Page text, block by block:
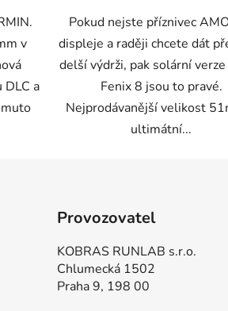
v
DLC a
Pokud nejste příznivec
displeje a raději chcete dát
delší výdrži, pak solární verze
Fenix 8 jsou to pravé.
Nejprodávanější velikost
ultimátní...
Provozovatel
KOBRAS RUNLAB s.r.o.
Chlumecká 1502
Praha 9, 198 00